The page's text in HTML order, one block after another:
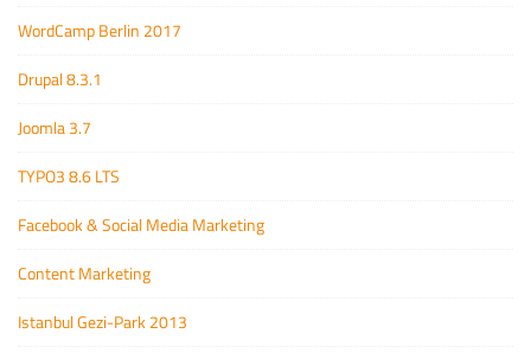
WordCamp Berlin 2017
Drupal 8.3.1
Joomla 3.7
TYPO3 8.6 LTS
Facebook & Social Media Marketing
Content Marketing
Istanbul Gezi-Park 2013